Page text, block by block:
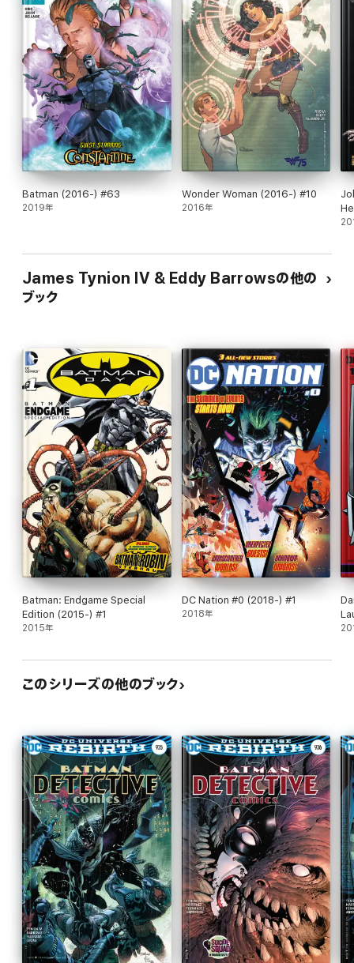
Batman (2016-) #63
2019年
Wonder Woman (2016-) #10
2016年
James Tynion IV & Eddy Barrowsの他の
ブック
Batman: Endgame Special
Edition (2015-) #1
2015年
DC Nation #0 (2018-) #1
2018年
このシリーズの他のブック